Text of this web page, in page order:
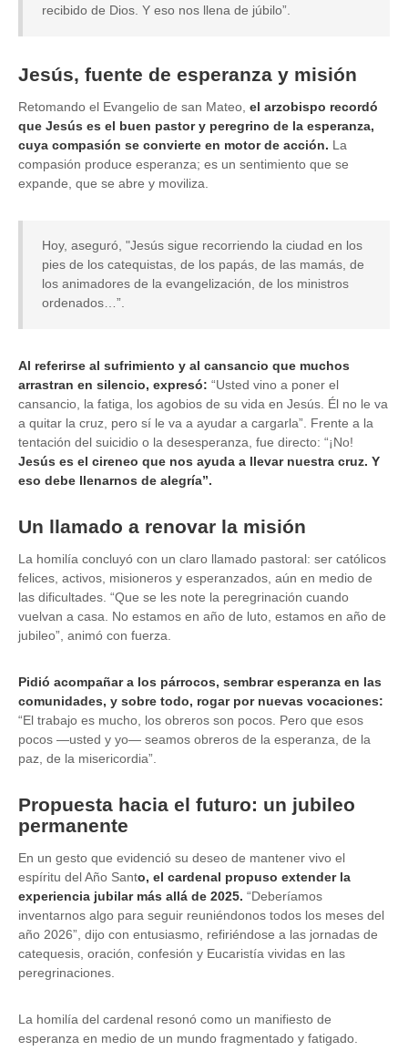
recibido de Dios. Y eso nos llena de júbilo”.
Jesús, fuente de esperanza y misión
Retomando el Evangelio de san Mateo, el arzobispo recordó
que Jesús es el buen pastor y peregrino de la esperanza,
cuya compasión se convierte en motor de acción. La
compasión produce esperanza; es un sentimiento que se
expande, que se abre y moviliza.
Hoy, aseguró, "Jesús sigue recorriendo la ciudad en los
pies de los catequistas, de los papás, de las mamás, de
los animadores de la evangelización, de los ministros
ordenados…”.
Al referirse al sufrimiento y al cansancio que muchos
arrastran en silencio, expresó: “Usted vino a poner el
cansancio, la fatiga, los agobios de su vida en Jesús. Él no le va
a quitar la cruz, pero sí le va a ayudar a cargarla”. Frente a la
tentación del suicidio o la desesperanza, fue directo: “¡No!
Jesús es el cireneo que nos ayuda a llevar nuestra cruz. Y
eso debe llenarnos de alegría”.
Un llamado a renovar la misión
La homilía concluyó con un claro llamado pastoral: ser católicos
felices, activos, misioneros y esperanzados, aún en medio de
las dificultades. “Que se les note la peregrinación cuando
vuelvan a casa. No estamos en año de luto, estamos en año de
jubileo”, animó con fuerza.
Pidió acompañar a los párrocos, sembrar esperanza en las
comunidades, y sobre todo, rogar por nuevas vocaciones:
“El trabajo es mucho, los obreros son pocos. Pero que esos
pocos —usted y yo— seamos obreros de la esperanza, de la
paz, de la misericordia”.
Propuesta hacia el futuro: un jubileo
permanente
En un gesto que evidenció su deseo de mantener vivo el
espíritu del Año Santo, el cardenal propuso extender la
experiencia jubilar más allá de 2025. “Deberíamos
inventarnos algo para seguir reuniéndonos todos los meses del
año 2026”, dijo con entusiasmo, refiriéndose a las jornadas de
catequesis, oración, confesión y Eucaristía vividas en las
peregrinaciones.
La homilía del cardenal resonó como un manifiesto de
esperanza en medio de un mundo fragmentado y fatigado.